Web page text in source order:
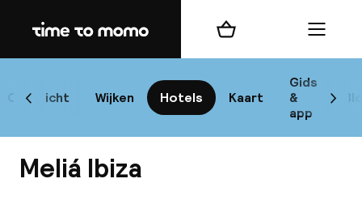
Home
Overzicht Wijken Hotels Kaart
Gids
&
app
Scroll naar links
Winkelmand Menu
Meliá Ibiza